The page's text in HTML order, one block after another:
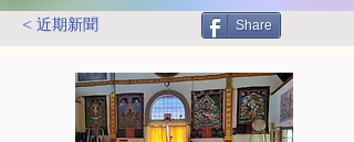
< 近期新聞 Share